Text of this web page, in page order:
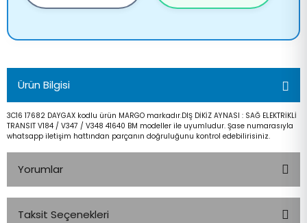
Ürün Bilgisi
3C16 17682 DAYGAX kodlu ürün MARGO markadır.DIŞ DİKİZ AYNASI : SAĞ ELEKTRİKLİ
TRANSIT V184 / V347 / V348 41640 BM modeller ile uyumludur. Şase numarasıyla
whatsapp iletişim hattından parçanın doğruluğunu kontrol edebilirisiniz.
Yorumlar
Taksit Seçenekleri